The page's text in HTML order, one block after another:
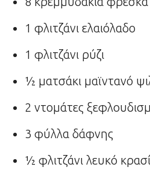
1 φλιτζάνι ελαιόλαδο
1 φλιτζάνι ρύζι
½ ματσάκι μαϊντανό
2 ντομάτες
3 φύλλα δάφνης
½ φλιτζάνι λευκό κρασί